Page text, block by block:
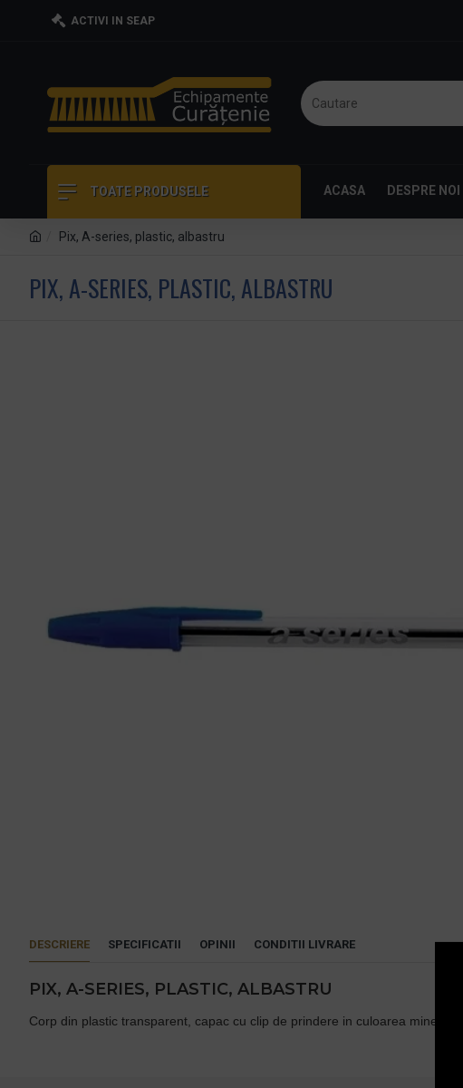
ACTIVI IN SEAP
TOATE PRODUSELE ACASA DESPRE NOI
Pix, A-series, plastic, albastru
PIX, A-SERIES, PLASTIC, ALBASTRU
DESCRIERE SPECIFICATII OPINII CONDITII LIVRARE
PIX, A-SERIES, PLASTIC, ALBASTRU
Corp din plastic transparent, capac cu clip de prindere in culoarea minei.